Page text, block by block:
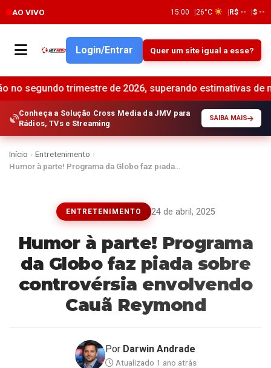
AO VIVO 15:00 26°C R$ -- $ --
Login/Entrar Quer um site igual a esse?
de 2026, superando estimativas de mercado •
Conheça a Solução Cross Media da JMV para
Rádios, TVs e Streaming
SAIBA MAIS
Início › Entretenimento ›
Humor à parte! Programa da Globo faz piada…
ENTRETENIMENTO 24 de abril, 2025
Humor à parte! Programa
da Globo faz piada sobre
controvérsia envolvendo
Cauã Reymond
Por Darwin Andrade
Atualizado 1 ano atrás